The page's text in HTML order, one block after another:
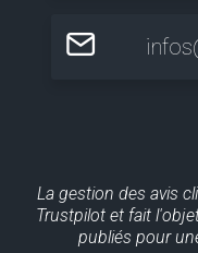
La gestion des avis
Trustpilot et fait
publiés pour